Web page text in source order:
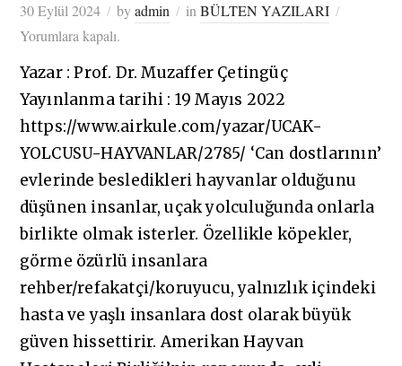
30 Eylül 2024 byadmin inBÜLTEN YAZILARI
Yorumlara kapalı.
Yazar : Prof. Dr. Muzaffer Çetingüç
Yayınlanma tarihi : 19 Mayıs 2022
https://www.airkule.com/yazar/UCAK-
YOLCUSU-HAYVANLAR/2785/ ‘Can dostlarının’
evlerinde besledikleri hayvanlar olduğunu
düşünen insanlar, uçak yolculuğunda onlarla
birlikte olmak isterler. Özellikle köpekler,
görme özürlü insanlara
rehber/refakatçi/koruyucu, yalnızlık içindeki
hasta ve yaşlı insanlara dost olarak büyük
güven hissettirir. Amerikan Hayvan